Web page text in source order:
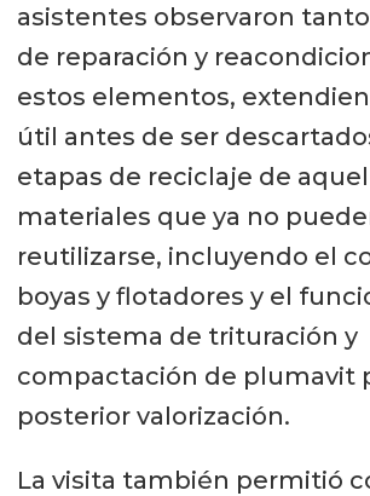
asistentes observaron
de reparación y
estos elementos,
útil antes de ser
etapas de reciclaje de
materiales que ya no
reutilizarse, incluyendo el
boyas y flotadores y el
del sistema de trituración y
compactación de plumavit
posterior valorización.
La visita también permitió